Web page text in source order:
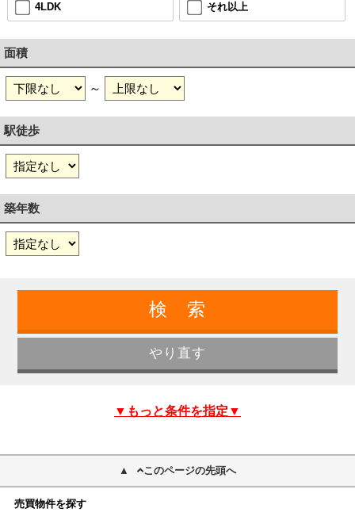
4LDK それ以上
面積
～
駅徒歩
築年数
▼もっと条件を指定▼
このページの先頭へ
売買物件を探す